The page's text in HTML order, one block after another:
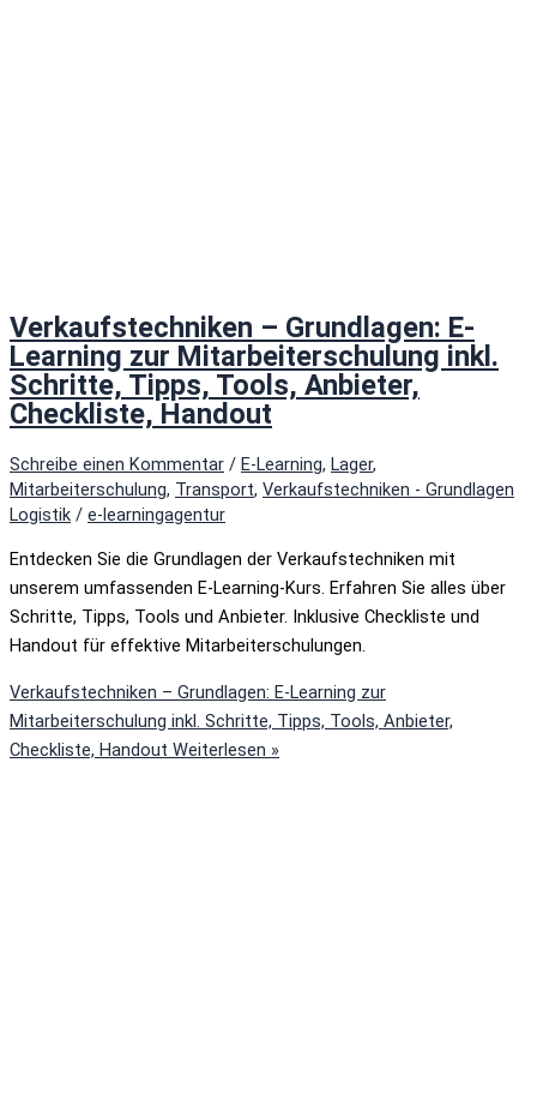
Verkaufstechniken – Grundlagen: E-
Learning zur Mitarbeiterschulung inkl.
Schritte, Tipps, Tools, Anbieter,
Checkliste, Handout
Schreibe einen Kommentar / E-Learning, Lager,
Mitarbeiterschulung, Transport, Verkaufstechniken - Grundlagen
Logistik / e-learningagentur
Entdecken Sie die Grundlagen der Verkaufstechniken mit
unserem umfassenden E-Learning-Kurs. Erfahren Sie alles über
Schritte, Tipps, Tools und Anbieter. Inklusive Checkliste und
Handout für effektive Mitarbeiterschulungen.
Verkaufstechniken – Grundlagen: E-Learning zur
Mitarbeiterschulung inkl. Schritte, Tipps, Tools, Anbieter,
Checkliste, Handout Weiterlesen »